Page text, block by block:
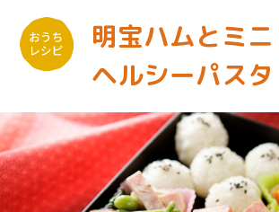
明宝ハムとミ
ヘルシーパスタ